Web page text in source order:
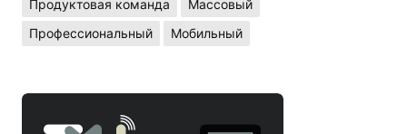
Продуктовая команда
Массовый
Профессиональный
Мобильный